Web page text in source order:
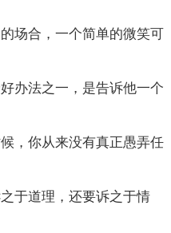
场合，一个简单的微笑可
办法之一，是告诉他一个
，你从来没有真正愚弄任
于道理，还要诉之于情